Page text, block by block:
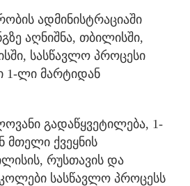
ადმინისტრაციაში
აღნიშნა, თბილისში,
სასწავლო პროცესი
1-ლი მარტიდან
გადაწყვეტილება, 1-
ქვეყნის
რუსთავის და
სასწავლო პროცესს